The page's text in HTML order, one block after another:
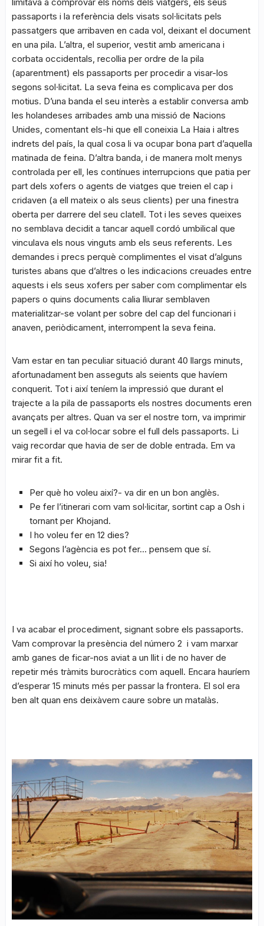
passaports i la referència dels visats sol·licitats pels
passatgers que arribaven en cada vol, deixant el document
en una pila. L’altra, el superior, vestit amb americana i
corbata occidentals, recollia per ordre de la pila
(aparentment) els passaports per procedir a visar-los
segons sol·licitat. La seva feina es complicava per dos
motius. D’una banda el seu interès a establir conversa amb
les holandeses arribades amb una missió de Nacions
Unides, comentant els-hi que ell coneixia La Haia i altres
indrets del país, la qual cosa li va ocupar bona part d’aquella
matinada de feina. D’altra banda, i de manera molt menys
controlada per ell, les contínues interrupcions que patia per
part dels xofers o agents de viatges que treien el cap i
cridaven (a ell mateix o als seus clients) per una finestra
oberta per darrere del seu clatell. Tot i les seves queixes
no semblava decidit a tancar aquell cordó umbilical que
vinculava els nous vinguts amb els seus referents. Les
demandes i precs perquè complimentes el visat d’alguns
turistes abans que d’altres o les indicacions creuades entre
aquests i els seus xofers per saber com complimentar els
papers o quins documents calia lliurar semblaven
materialitzar-se volant per sobre del cap del funcionari i
anaven, periòdicament, interrompent la seva feina.
Vam estar en tan peculiar situació durant 40 llargs minuts,
afortunadament ben asseguts als seients que havíem
conquerit. Tot i així teníem la impressió que durant el
trajecte a la pila de passaports els nostres documents eren
avançats per altres. Quan va ser el nostre torn, va imprimir
un segell i el va col·locar sobre el full dels passaports. Li
vaig recordar que havia de ser de doble entrada. Em va
mirar fit a fit.
Per què ho voleu així?- va dir en un bon anglès.
Pe fer l’itinerari com vam sol·licitar, sortint cap a Osh i
tornant per Khojand.
I ho voleu fer en 12 dies?
Segons l’agència es pot fer… pensem que sí.
Si així ho voleu, sia!
I va acabar el procediment, signant sobre els passaports.
Vam comprovar la presència del número 2 i vam marxar
amb ganes de ficar-nos aviat a un llit i de no haver de
repetir més tràmits burocràtics com aquell. Encara hauríem
d’esperar 15 minuts més per passar la frontera. El sol era
ben alt quan ens deixàvem caure sobre un matalàs.